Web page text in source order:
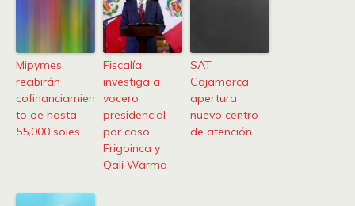
Mipymes
recibirán
cofinanciamien
to de hasta
55,000 soles
Fiscalía
investiga a
vocero
presidencial
por caso
Frigoinca y
Qali Warma
SAT
Cajamarca
apertura
nuevo centro
de atención